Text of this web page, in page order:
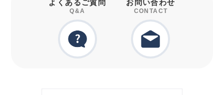
よくあるご質問
Q&A
お問い合わせ
CONTACT